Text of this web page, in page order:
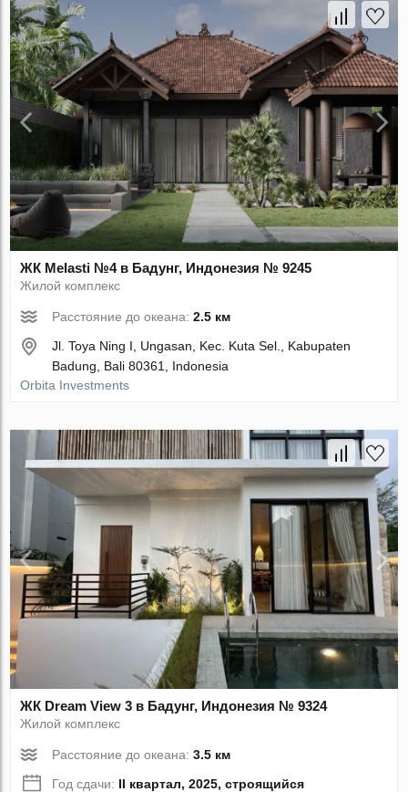
ЖК Melasti №4 в Бадунг, Индонезия № 9245
Жилой комплекс
Расстояние до океана:2.5 км
Jl. Toya Ning I, Ungasan, Kec. Kuta Sel., Kabupaten
Badung, Bali 80361, Indonesia
Orbita Investments
ЖК Dream View 3 в Бадунг, Индонезия № 9324
Жилой комплекс
Расстояние до океана:3.5 км
Год сдачи: II квартал, 2025, строящийся